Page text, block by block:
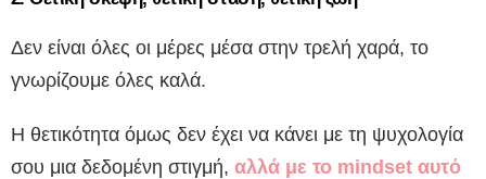
Δεν είναι όλες οι μέρες μέσα στην τρελή χαρά, το
γνωρίζουμε όλες καλά.
Η θετικότητα όμως δεν έχει να κάνει με τη ψυχολογία
σου μια δεδομένη στιγμή, αλλά με το mindset αυτό